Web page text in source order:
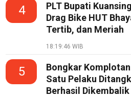
4
PLT Bupati
Drag Bike HUT
Tertib, dan Meriah
18:19:46 WIB
5
Bongkar
Satu Pelaku
Berhasil Dikembalik